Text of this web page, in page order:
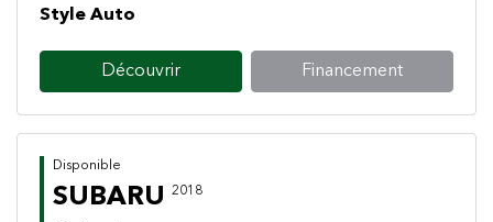
Style Auto
Découvrir Financement
Disponible
SUBARU 2018